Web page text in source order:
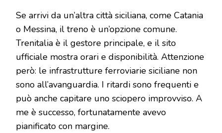
Se arrivi da un’altra città siciliana, come Catania
o Messina, il treno è un’opzione comune.
Trenitalia è il gestore principale, e il sito
ufficiale mostra orari e disponibilità. Attenzione
però: le infrastrutture ferroviarie siciliane non
sono all’avanguardia. I ritardi sono frequenti e
può anche capitare uno sciopero improvviso. A
me è successo, fortunatamente avevo
pianificato con margine.